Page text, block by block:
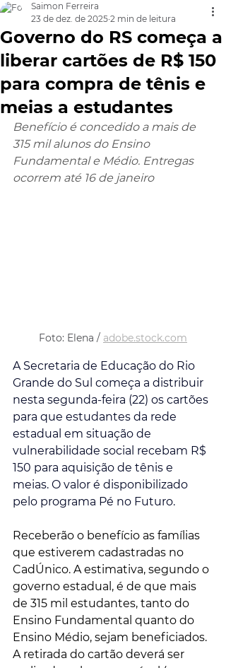
Governo do RS começa a
liberar cartões de R$ 150
para compra de tênis e
meias a estudantes
Saimon Ferreira
23 de dez. de 2025 2 min de leitura
Benefício é concedido a mais de
315 mil alunos do Ensino
Fundamental e Médio. Entregas
ocorrem até 16 de janeiro
Foto: Elena / adobe.stock.com
A Secretaria de Educação do Rio
Grande do Sul começa a distribuir
nesta segunda-feira (22) os cartões
para que estudantes da rede
estadual em situação de
vulnerabilidade social recebam R$
150 para aquisição de tênis e
meias. O valor é disponibilizado
pelo programa Pé no Futuro.
Receberão o benefício as famílias
que estiverem cadastradas no
CadÚnico. A estimativa, segundo o
governo estadual, é de que mais
de 315 mil estudantes, tanto do
Ensino Fundamental quanto do
Ensino Médio, sejam beneficiados.
A retirada do cartão deverá ser